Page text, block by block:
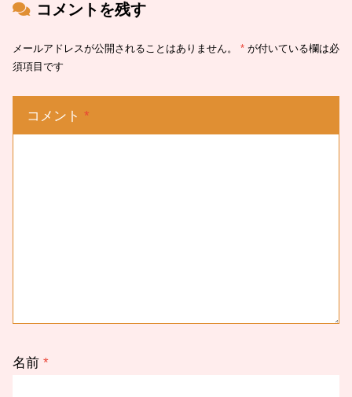
コメントを残す
メールアドレスが公開されることはありません。 * が付いている欄は必
須項目です
コメント *
名前 *